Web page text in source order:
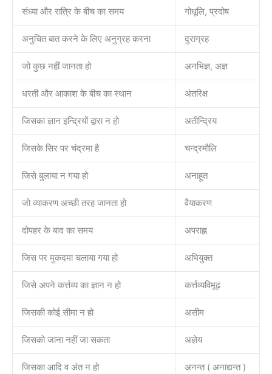
संध्या और रात्रि के बीच का समय गोधूलि, प्रदोष
अनुचित बात करने के लिए अनुग्रह करना दुराग्रह
जो कुछ नहीं जानता हो अनभिज्ञ, अज्ञ
धरती और आकाश के बीच का स्थान अंतरिक्ष
जिसका ज्ञान इन्द्रियों द्वारा न हो अतीन्द्रिय
जिसके सिर पर चंद्रमा है चन्द्रमौलि
जिसे बुलाया न गया हो अनाहूत
जो व्याकरण अच्छी तरह जानता हो वैयाकरण
दोपहर के बाद का समय अपराह्न
जिस पर मुकदमा चलाया गया हो अभियुक्त
जिसे अपने कर्त्तव्य का ज्ञान न हो कर्त्तव्यविमूढ़
जिसकी कोई सीमा न हो असीम
जिसको जाना नहीं जा सकता अज्ञेय
जिसका आदि व अंत न हो अनन्त ( अनाद्यन्त )